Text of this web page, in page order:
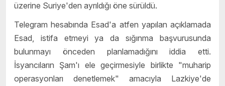
üzerine Suriye'den ayrıldığı öne sürüldü.
Telegram hesabında Esad'a atfen yapılan açıklamada
Esad, istifa etmeyi ya da sığınma başvurusunda
bulunmayı önceden planlamadığını iddia etti.
İsyancıların Şam'ı ele geçirmesiyle birlikte "muharip
operasyonları denetlemek" amacıyla Lazkiye'de